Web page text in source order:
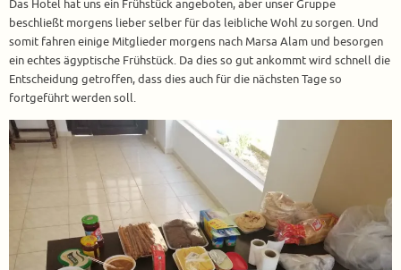
Das Hotel hat uns ein Frühstück angeboten, aber unser Gruppe
beschließt morgens lieber selber für das leibliche Wohl zu sorgen. Und
somit fahren einige Mitglieder morgens nach Marsa Alam und besorgen
ein echtes ägyptische Frühstück. Da dies so gut ankommt wird schnell die
Entscheidung getroffen, dass dies auch für die nächsten Tage so
fortgeführt werden soll.